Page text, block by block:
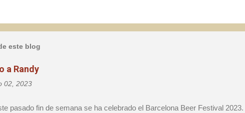
este blog
a Randy
02, 2023
pasado fin de semana se ha celebrado el Barcelona Beer Festival